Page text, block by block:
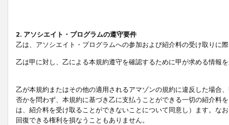
2. アソシエイト・プログラムの遵守要件
乙は、アソシエイト・プログラムへの参加および紹介料の受け取りに
乙は甲に対し、乙による本規約遵守を確認するために甲が求める情報
乙が本規約またはその他の適用されるアマゾンの規約に違反した場合
否かを問わず、本規約に基づき乙に支払うことができる一切の紹介料
は、紹介料を受け取ることができないことについて同意し）ます。な
回復できる権利を損なうこともありません。